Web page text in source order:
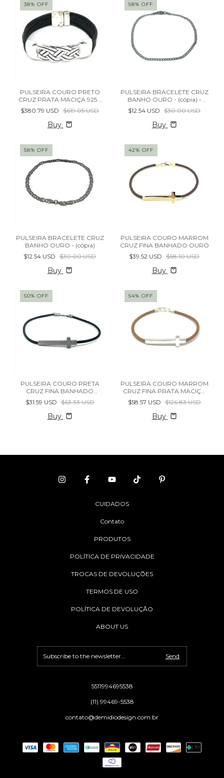
38% OFF
PULSEIRA COURO PRETO
CRUZ PRATA MACIÇA 925 -
(cópia) - (cópia)
$380.79 USD $619.05 USD
Buy
58% OFF
PULSEIRA BRACELETE CRUZ
BANHO OURO - (cópia) -
(cópia)
$12.54 USD $30.00 USD
Buy
58% OFF
PULSEIRA BRACELETE CRUZ
BANHO OURO - (cópia)
$12.54 USD $30.00 USD
Buy
42% OFF
PULSEIRA COURO MARROM
CRUZ FINA BANHADO OURO
$39.52 USD $68.10 USD
Buy
50% OFF
PULSEIRA COURO PRETA
CRUZ FINA BANHADO
RÓDIO NEGRO
$31.59 USD $63.33 USD
Buy
54% OFF
PULSEIRA COURO MARROM
CRUZ FINA PRATA MACIÇA
925
$58.57 USD $126.83 USD
Buy
CUIDADOS
Contato
PRODUTOS
POLÍTICA DE PRIVACIDADE
TROCAS DE DEVOLUÇÕES
TERMOS DE USO
POLÍTICA DE DEVOLUÇÃO
ABOUT US
5511994695538
(11) 99469-5538
contato@demidiodesign.com.br